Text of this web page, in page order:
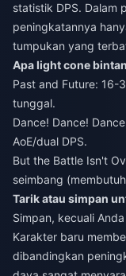
statistik DPS. Dalam
peningkatannya
tumpukan yang
Apa light cone
Past and Future: 16-
tunggal.
Dance! Dance!
AoE/dual DPS.
But the Battle Isn't
seimbang
Tarik atau simpan
Simpan, kecuali
Karakter baru
dibandingkan